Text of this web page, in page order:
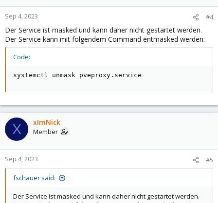
Sep 4, 2023 #4
Der Service ist masked und kann daher nicht gestartet werden.
Der Service kann mit folgendem Command entmasked werden:
Code:
systemctl unmask pveproxy.service
X xImNick
Member
Sep 4, 2023 #5
fschauer said:
Der Service ist masked und kann daher nicht gestartet werden.